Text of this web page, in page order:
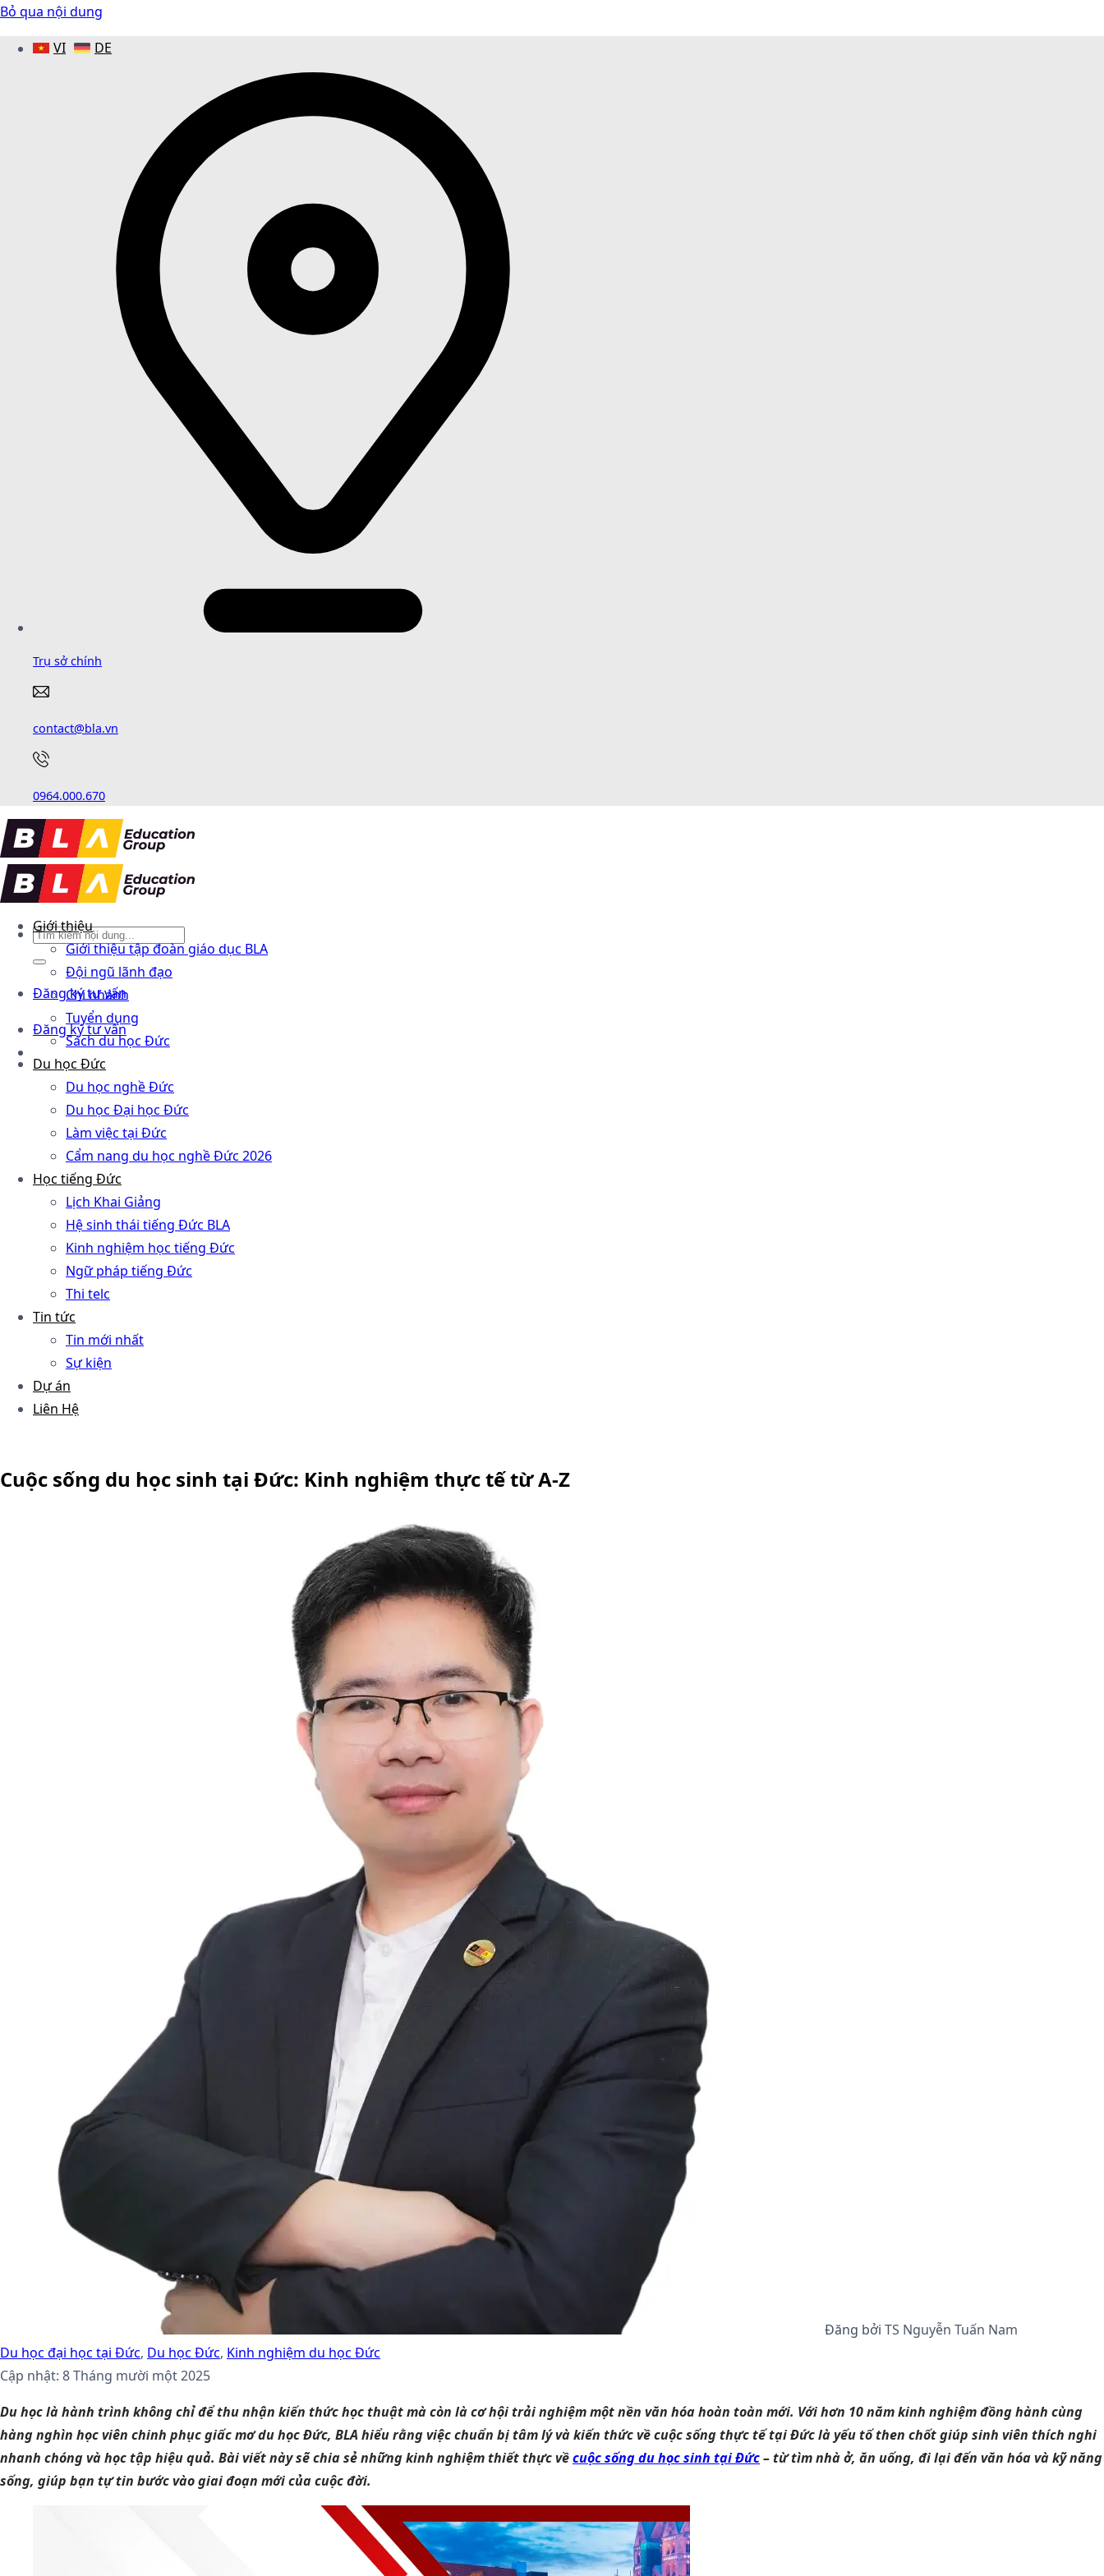
Bỏ qua nội dung
VI
DE
Trụ sở chính
contact@bla.vn
0964.000.670
Đăng ký tư vấn
Đăng ký tư vấn
Giới thiệu
Giới thiệu tập đoàn giáo dục BLA
Đội ngũ lãnh đạo
Chi nhánh
Tuyển dụng
Sách du học Đức
Du học Đức
Du học nghề Đức
Du học Đại học Đức
Làm việc tại Đức
Cẩm nang du học nghề Đức 2026
Học tiếng Đức
Lịch Khai Giảng
Hệ sinh thái tiếng Đức BLA
Kinh nghiệm học tiếng Đức
Ngữ pháp tiếng Đức
Thi telc
Tin tức
Tin mới nhất
Sự kiện
Dự án
Liên Hệ
Cuộc sống du học sinh tại Đức: Kinh nghiệm thực tế từ A-Z
Đăng bởi TS Nguyễn Tuấn Nam
Du học đại học tại Đức, Du học Đức, Kinh nghiệm du học Đức
Cập nhật: 8 Tháng mười một 2025
Du học là hành trình không chỉ để thu nhận kiến thức học thuật mà còn là cơ hội trải nghiệm một nền văn hóa hoàn toàn mới. Với hơn 10 năm kinh nghiệm đồng hành cùng
hàng nghìn học viên chinh phục giấc mơ du học Đức, BLA hiểu rằng việc chuẩn bị tâm lý và kiến thức về cuộc sống thực tế tại Đức là yếu tố then chốt giúp sinh viên thích nghi
nhanh chóng và học tập hiệu quả. Bài viết này sẽ chia sẻ những kinh nghiệm thiết thực vềcuộc sống du học sinh tại Đức– từ tìm nhà ở, ăn uống, đi lại đến văn hóa và kỹ năng
sống, giúp bạn tự tin bước vào giai đoạn mới của cuộc đời.